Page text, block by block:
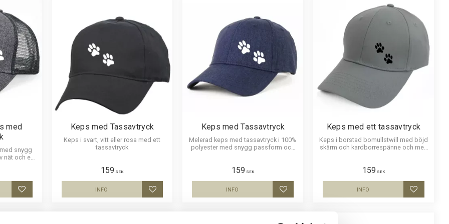
med
snygg
nät och ett
Lägg till i favoriter
Keps med Tassavtryck
Keps i svart, vitt eller rosa med ett
tassavtryck
159 SEK
Lägg till i favoriter
INFO
Keps med Tassavtryck
Melerad keps med tassavtryck i 100%
polyester med snygg passform och
159 SEK
Lägg till i favoriter
INFO
Keps med ett tassavtryck
Keps i borstad bomullstwill med böjd
skärm och kardborrespänne och med
159 SEK
Lägg till i
INFO